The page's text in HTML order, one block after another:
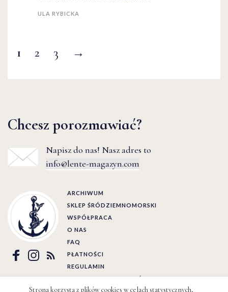
ULA RYBICKA
1 2 3 →
Chcesz porozmawiać?
Napisz do nas! Nasz adres to
info@lente-magazyn.com
ARCHIWUM
SKLEP ŚRÓDZIEMNOMORSKI
WSPÓŁPRACA
O NAS
FAQ
PŁATNOŚCI
REGULAMIN
POLITYKA PRYWATNOŚCI
Strona korzysta z plików cookies w celach statystycznych,